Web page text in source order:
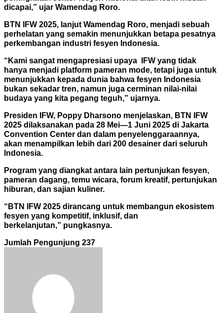
dicapai,” ujar Wamendag Roro.
BTN IFW 2025, lanjut Wamendag Roro, menjadi sebuah
perhelatan yang semakin menunjukkan betapa pesatnya
perkembangan industri fesyen Indonesia.
“Kami sangat mengapresiasi upaya IFW yang tidak
hanya menjadi platform pameran mode, tetapi juga untuk
menunjukkan kepada dunia bahwa fesyen Indonesia
bukan sekadar tren, namun juga cerminan nilai-nilai
budaya yang kita pegang teguh,” ujarnya.
Presiden IFW, Poppy Dharsono menjelaskan, BTN IFW
2025 dilaksanakan pada 28 Mei—1 Juni 2025 di Jakarta
Convention Center dan dalam penyelenggaraannya,
akan menampilkan lebih dari 200 desainer dari seluruh
Indonesia.
Program yang diangkat antara lain pertunjukan fesyen,
pameran dagang, temu wicara, forum kreatif, pertunjukan
hiburan, dan sajian kuliner.
“BTN IFW 2025 dirancang untuk membangun ekosistem
fesyen yang kompetitif, inklusif, dan
berkelanjutan,” pungkasnya.
Jumlah Pengunjung 237